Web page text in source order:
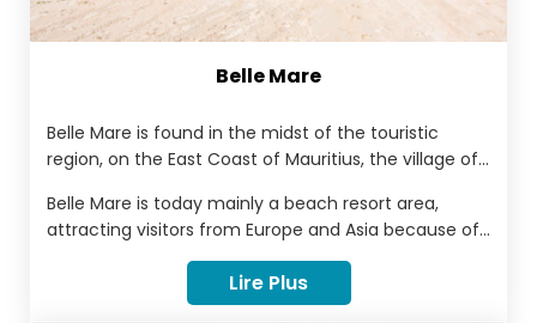
Belle Mare
Belle Mare is found in the midst of the touristic
region, on the East Coast of Mauritius, the village of
holiday-perfect climate and is one of the favourite
vacation hotspots of both Mauritians and tourists.
Belle Mare is today mainly a beach resort area,
attracting visitors from Europe and Asia because of
it's tropical year-round climate.
Lire Plus